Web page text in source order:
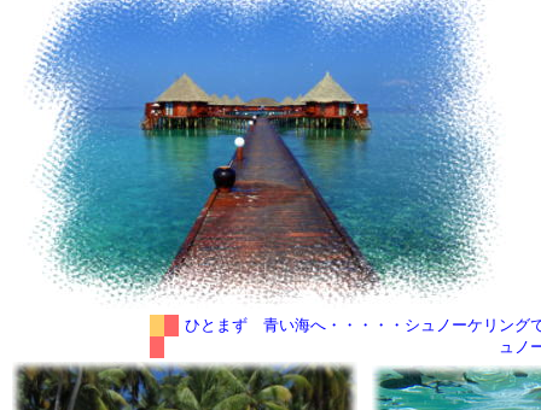
ひとまず 青い海へ・・・・・シュノーケリング
ュノ